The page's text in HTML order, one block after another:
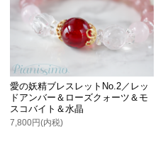
愛の妖精ブレスレットNo.2／レッ
ドアンバー＆ローズクォーツ＆モ
スコバイト＆水晶
7,800円(内税)